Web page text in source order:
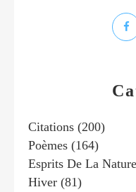
Citations (200)
Poèmes (164)
Esprits De La Nature
Hiver (81)